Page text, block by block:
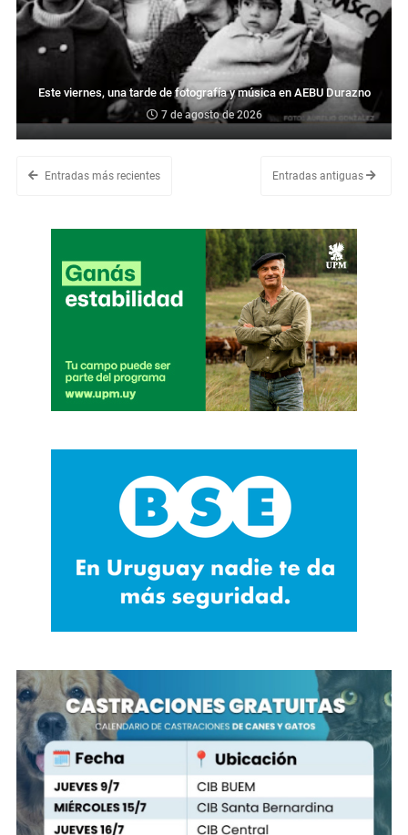
Este viernes, una tarde de fotografía y música en AEBU Durazno
7 de agosto de 2026
Entradas más recientes Entradas antiguas